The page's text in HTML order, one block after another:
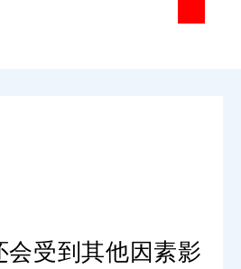
会受到其他因素影